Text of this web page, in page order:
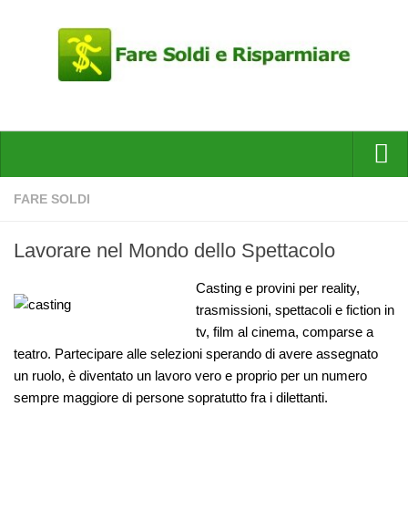
HOME
Risparmiare
Nuovi Business
Campioni Gratis
Fai da te
FARE SOLDI
Lavorare nel Mondo dello Spettacolo
Casting e provini per reality,
trasmissioni, spettacoli e fiction in
tv, film al cinema, comparse a
teatro. Partecipare alle selezioni sperando di avere assegnato
un ruolo, è diventato un lavoro vero e proprio per un numero
sempre maggiore di persone sopratutto fra i dilettanti.